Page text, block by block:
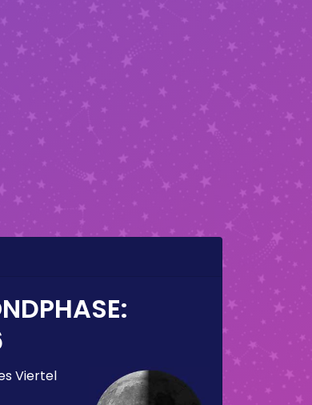
Viertel